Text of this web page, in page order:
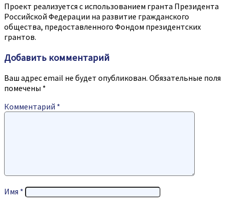
Проект реализуется с использованием гранта Президента
Российской Федерации на развитие гражданского
общества, предоставленного Фондом президентских
грантов.
Добавить комментарий
Ваш адрес email не будет опубликован. Обязательные поля
помечены *
Комментарий *
Имя *